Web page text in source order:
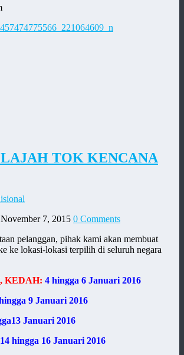
TOK KENCANA
7, 2015 0 Comments
pelanggan, pihak kami akan membuat
ke lokasi-lokasi terpilih di seluruh negara
KEDAH: 4 hingga 6 Januari 2016
9 Januari 2016
Januari 2016
14 hingga 16 Januari 2016